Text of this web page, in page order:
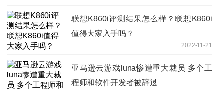
联想K860i评测结果怎么样？联想K860i
值得大家入手吗？
2022-11-21
亚马逊云游戏luna惨遭重大裁员 多个工
程师和软件开发者被辞退